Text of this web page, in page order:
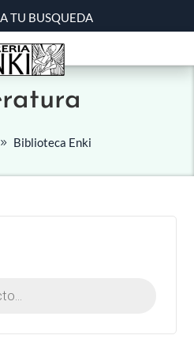
TU BUSQUEDA
Biblioteca Enki